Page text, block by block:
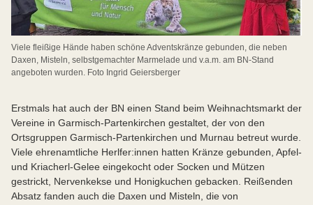
Viele fleißige Hände haben schöne Adventskränze gebunden, die neben
Daxen, Misteln, selbstgemachter Marmelade und v.a.m. am BN-Stand
angeboten wurden. Foto Ingrid Geiersberger
Erstmals hat auch der BN einen Stand beim Weihnachtsmarkt der
Vereine in Garmisch-Partenkirchen gestaltet, der von den
Ortsgruppen Garmisch-Partenkirchen und Murnau betreut wurde.
Viele ehrenamtliche Herlfer:innen hatten Kränze gebunden, Apfel-
und Kriacherl-Gelee eingekocht oder Socken und Mützen
gestrickt, Nervenkekse und Honigkuchen gebacken. Reißenden
Absatz fanden auch die Daxen und Misteln, die von